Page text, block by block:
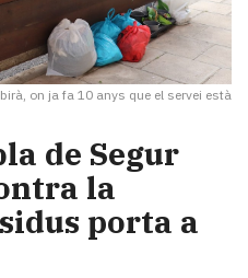
on ja fa 10 anys que el servei està
de Segur
la
porta a